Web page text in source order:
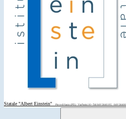
Statale "Albert Einstein"
Piove di Sacco (PD) - Via Parini 10 • Tel: 049 5840195 - 049